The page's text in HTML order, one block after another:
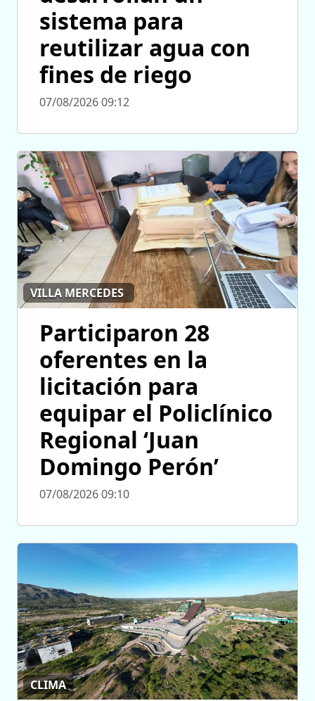
sistema para
reutilizar agua con
fines de riego
07/08/2026 09:12
VILLA MERCEDES
Participaron 28
oferentes en la
licitación para
equipar el Policlínico
Regional ‘Juan
Domingo Perón’
07/08/2026 09:10
CLIMA